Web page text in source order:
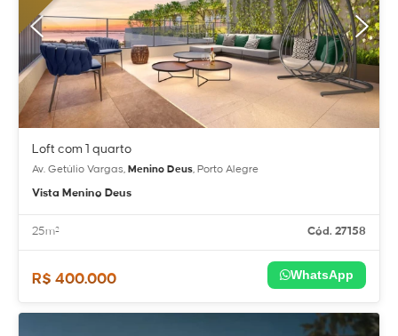
Loft com 1 quarto
Av. Getúlio Vargas, Menino Deus , Porto Alegre
Vista Menino Deus
25m² Cód. 27158
R$ 400.000 WhatsApp